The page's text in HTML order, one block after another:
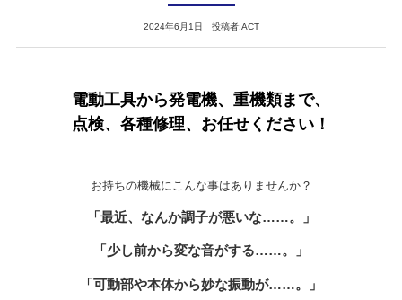
2024年6月1日 投稿者:ACT
電動工具から発電機、重機類まで、
点検、各種修理、お任せください！
お持ちの機械にこんな事はありませんか？
「最近、なんか調子が悪いな……。」
「少し前から変な音がする……。」
「可動部や本体から妙な振動が……。」